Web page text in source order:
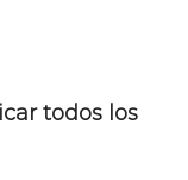
todos los